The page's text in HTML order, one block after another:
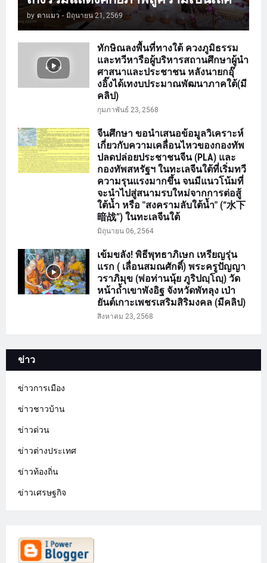
by ตาแมว - มิถุนายน 21, 2569
ทักษิณลงพื้นที่ทางใต้ ควงภูมิธรรม
และทวีหารือผู้บริหารสถานศึกษาผู้นำ
ศาสนาและประชาชน หลังนายกอุ๊
งอิ๊งได้เทงบประมาณพัฒนาภาคใต้(มี
คลิป)
กุมภาพันธ์ 23, 2568
จีนศึกษา ขอนำเสนอข้อมูลวิเคราะห์
เกี่ยวกับความเคลื่อนไหวของกองทัพ
ปลดปล่อยประชาชนจีน (PLA) และ
กองทัพสหรัฐฯ ในทะเลจีนใต้ที่เริ่มทวี
ความรุนแรงมากขึ้น จนมีแนวโน้มที่
จะนำไปสู่สนามรบใหม่จากการต่อสู้
ใต้น้ำ หรือ "สงครามลับใต้น้ำ" (“水下
暗战”) ในทะเลจีนใต้
มิถุนายน 06, 2564
เข้มขลัง! พิธีพุทธาภิเษก เหรียญรุ่น
แรก ( เลื่อนสมณศักดิ์) พระครูปัญญา
วราภิมุข (พ่อท่านนุ้ย ภูริปญฺโญฺ) วัด
หน้าถ้ำเขาพังอิฐ จังหวัดพัทลุง เป่า
ยันต์เกาะเพชรเสริมสิริมงคล (มีคลิป)
สิงหาคม 23, 2568
ข่าว
ข่าวการเมือง
ข่าวชาวบ้าน
ข่าวด่วน
ข่าวต่างประเทศ
ข่าวท้องถิ่น
ข่าวเศรษฐกิจ